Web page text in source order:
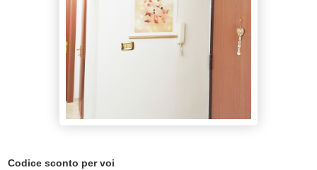
Codice sconto per voi